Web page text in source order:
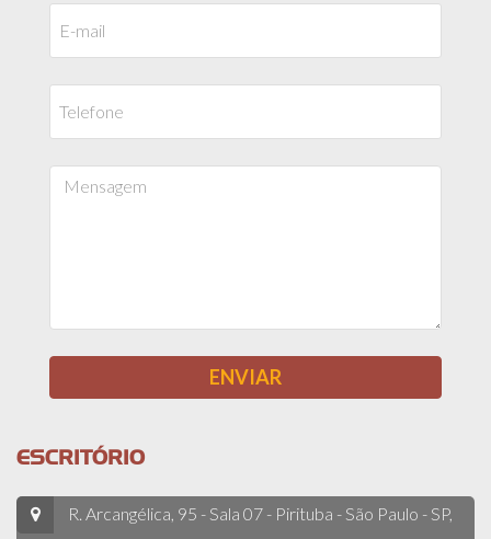
ESCRITÓRIO
R. Arcangélica, 95 - Sala 07 - Pirituba - São Paulo - SP,